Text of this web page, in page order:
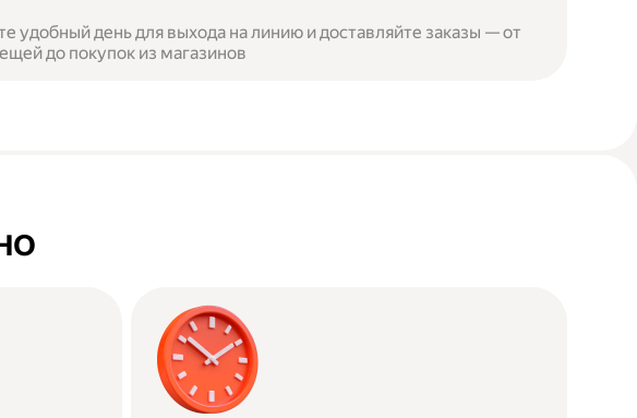
удобный день для выхода на линию и доставляйте заказы — от
до покупок из магазинов